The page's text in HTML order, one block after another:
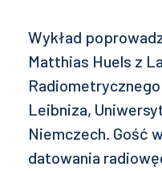
Wykład
Matthias Huels z
Leibniza,
Niemczech. Gość
datowania